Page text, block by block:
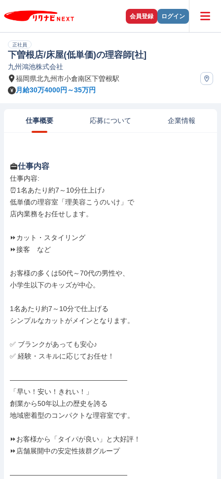
会員登録 ログイン
正社員
下曽根店/床屋(低単価)の理容師[社]
九州鴻池株式会社
福岡県北九州市小倉南区下曽根駅
月給30万4000円～35万円
仕事概要 応募について 企業情報
仕事内容
仕事内容:
⏰1名あたり約7～10分仕上げ♪
低単価の理容室「理美容こうのいけ」で
店内業務をお任せします。
⏩カット・スタイリング
⏩接客　など
お客様の多くは50代～70代の男性や、
小学生以下のキッズが中心。
1名あたり約7～10分で仕上げる
シンプルなカットがメインとなります。
✅ ブランクがあっても安心♪
✅ 経験・スキルに応じてお任せ！
―――――――――――――――――
「早い！安い！きれい！」
創業から50年以上の歴史を誇る
地域密着型のコンパクトな理容室です。
⏩お客様から「タイパが良い」と大好評！
⏩店舗展開中の安定性抜群グループ
―――――――――――――――――